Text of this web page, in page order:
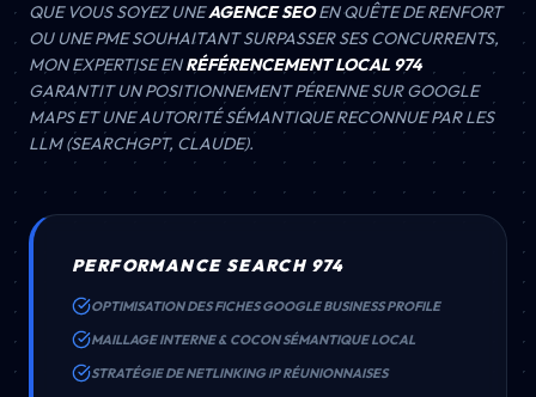
QUE VOUS SOYEZ UNEAGENCE SEOEN QUÊTE DE RENFORT
OU UNE PME SOUHAITANT SURPASSER SES CONCURRENTS,
MON EXPERTISE ENRÉFÉRENCEMENT LOCAL 974
GARANTIT UN POSITIONNEMENT PÉRENNE SUR GOOGLE
MAPS ET UNE AUTORITÉ SÉMANTIQUE RECONNUE PAR LES
LLM (SEARCHGPT, CLAUDE).
PERFORMANCE SEARCH 974
OPTIMISATION DES FICHES GOOGLE BUSINESS PROFILE
MAILLAGE INTERNE & COCON SÉMANTIQUE LOCAL
STRATÉGIE DE NETLINKING IP RÉUNIONNAISES